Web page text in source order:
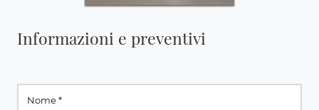
Informazioni e preventivi